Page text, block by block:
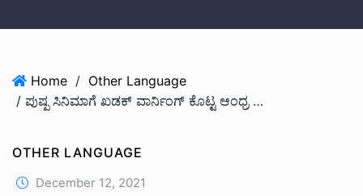
Home / Other Language
/ ಪುಷ್ಪ ಸಿನಿಮಾಗೆ ಖಡಕ್ ವಾರ್ನಿಂಗ್ ಕೊಟ್ಟ ಆಂಧ್ರ ಸರ್ಕಾರ
OTHER LANGUAGE
December 12, 2021